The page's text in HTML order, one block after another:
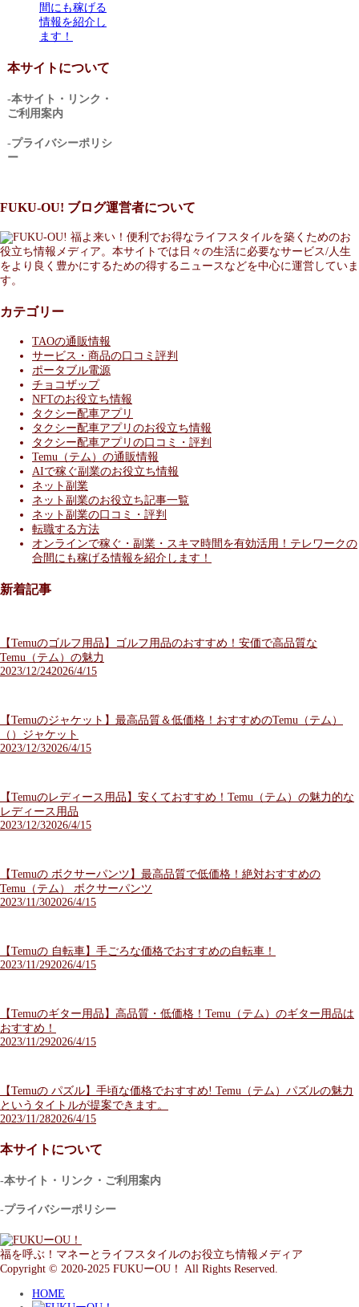
間にも稼げる
情報を紹介し
ます！
本サイトについて
-本サイト・リンク・
ご利用案内
-プライバシーポリシ
ー
FUKU-OU! ブログ運営者について
福よ来い！便利でお得なライフスタイルを築くためのお
役立ち情報メディア。本サイトでは日々の生活に必要なサービス/人生
をより良く豊かにするための得するニュースなどを中心に運営していま
す。
カテゴリー
TAOの通販情報
サービス・商品の口コミ評判
ポータブル電源
チョコザップ
NFTのお役立ち情報
タクシー配車アプリ
タクシー配車アプリのお役立ち情報
タクシー配車アプリの口コミ・評判
Temu（テム）の通販情報
AIで稼ぐ副業のお役立ち情報
ネット副業
ネット副業のお役立ち記事一覧
ネット副業の口コミ・評判
転職する方法
オンラインで稼ぐ・副業・スキマ時間を有効活用！テレワークの
合間にも稼げる情報を紹介します！
新着記事
【Temuのゴルフ用品】ゴルフ用品のおすすめ！安価で高品質な
Temu（テム）の魅力
2023/12/242026/4/15
【Temuのジャケット】最高品質＆低価格！おすすめのTemu（テム）
（）ジャケット
2023/12/32026/4/15
【Temuのレディース用品】安くておすすめ！Temu（テム）の魅力的な
レディース用品
2023/12/32026/4/15
【Temuの ボクサーパンツ】最高品質で低価格！絶対おすすめの
Temu（テム） ボクサーパンツ
2023/11/302026/4/15
【Temuの 自転車】手ごろな価格でおすすめの自転車！
2023/11/292026/4/15
【Temuのギター用品】高品質・低価格！Temu（テム）のギター用品は
おすすめ！
2023/11/292026/4/15
【Temuの パズル】手頃な価格でおすすめ! Temu（テム）パズルの魅力
というタイトルが提案できます。
2023/11/282026/4/15
本サイトについて
-本サイト・リンク・ご利用案内
-プライバシーポリシー
福を呼ぶ！マネーとライフスタイルのお役立ち情報メディア
Copyright © 2020-2025 FUKUーOU！ All Rights Reserved.
HOME